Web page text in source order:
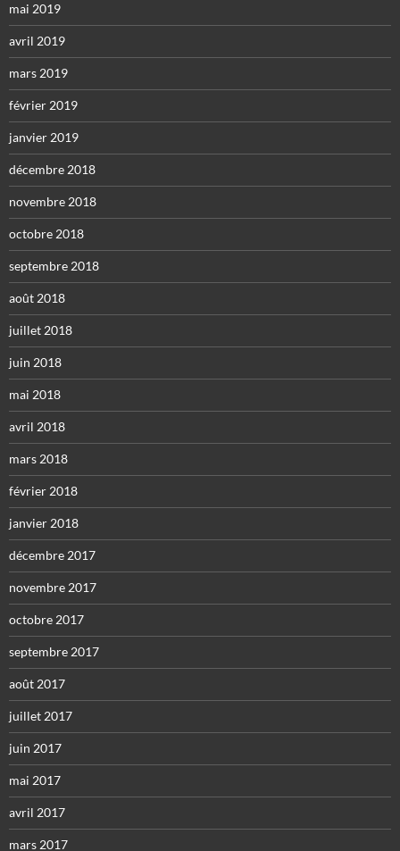
mai 2019
avril 2019
mars 2019
février 2019
janvier 2019
décembre 2018
novembre 2018
octobre 2018
septembre 2018
août 2018
juillet 2018
juin 2018
mai 2018
avril 2018
mars 2018
février 2018
janvier 2018
décembre 2017
novembre 2017
octobre 2017
septembre 2017
août 2017
juillet 2017
juin 2017
mai 2017
avril 2017
mars 2017